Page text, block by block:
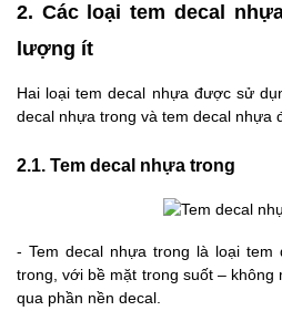
2. Các loại tem decal
lượng ít
Hai loại tem decal nhựa được sử
decal nhựa trong và tem decal nhựa
2.1. Tem decal nhựa trong
- Tem decal nhựa trong là loại
trong, với bề mặt trong suốt – không
qua phần nền decal.